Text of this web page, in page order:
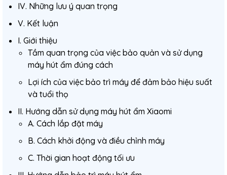
IV. Những lưu ý quan trọng
V. Kết luận
I. Giới thiệu
Tầm quan trọng của việc bảo quản và sử dụng
máy hút ẩm đúng cách
Lợi ích của việc bảo trì máy để đảm bảo hiệu suất
và tuổi thọ
II. Hướng dẫn sử dụng máy hút ẩm Xiaomi
A. Cách lắp đặt máy
B. Cách khởi động và điều chỉnh máy
C. Thời gian hoạt động tối ưu